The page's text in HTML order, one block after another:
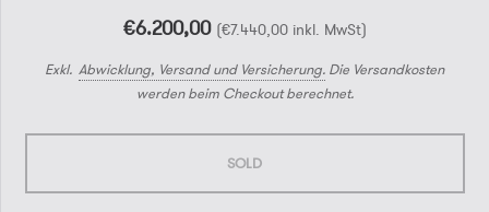
€6.200,00 (€7.440,00
Exkl.Abwicklung, Versand und Versicherung. Die Versandkosten
werden beim Checkout berechnet.
SOLD